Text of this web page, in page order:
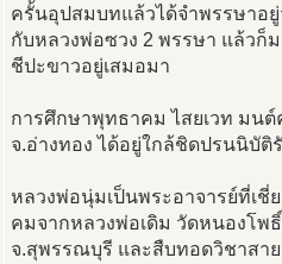
ครั้นอุปสมบทแล้วได้จำพรรษาอ
กับหลวงพ่อซวง 2 พรรษา แล้วก็
ชีปะขาวอยู่เสมอมา
การศึกษาพุทธาคม ไสยเวท มนต์
จ.อ่างทอง ได้อยู่ใกล้ชิดปรนนิบั
หลวงพ่อนุ่มเป็นพระอาจารย์ที่เ
คมจากหลวงพ่อเดิม วัดหนองโพ
จ.สุพรรณบุรี และสืบทอดวิชาสา